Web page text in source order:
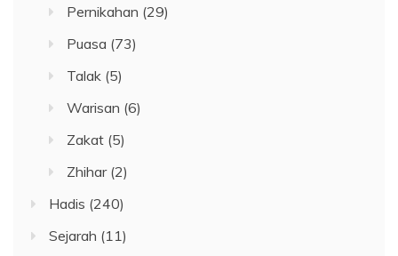
Pernikahan (29)
Puasa (73)
Talak (5)
Warisan (6)
Zakat (5)
Zhihar(2)
Hadis (240)
Sejarah (11)